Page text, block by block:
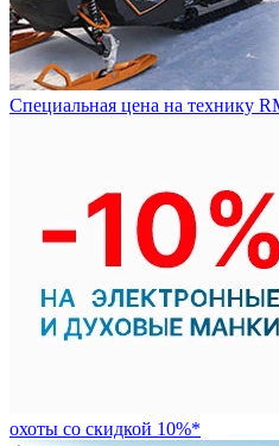
Специальная цена на технику
охоты со скидкой 10%*